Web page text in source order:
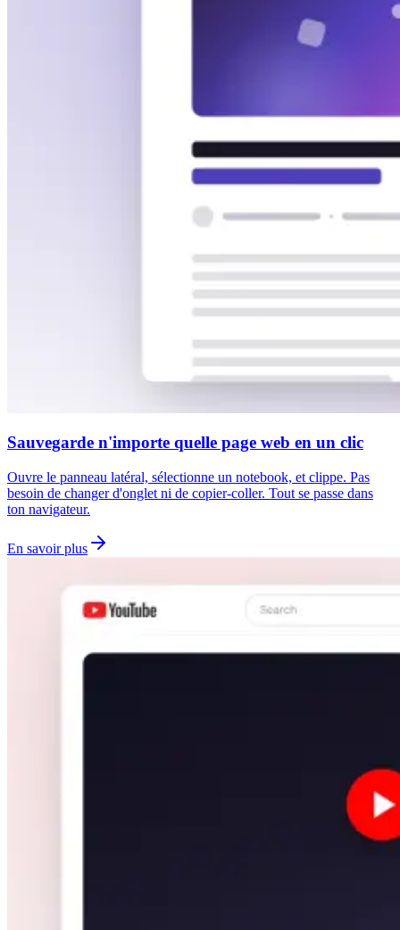
Sauvegarde n'importe quelle page web en un clic
Ouvre le panneau latéral, sélectionne un notebook, et clippe. Pas
besoin de changer d'onglet ni de copier-coller. Tout se passe dans
ton navigateur.
En savoir plus